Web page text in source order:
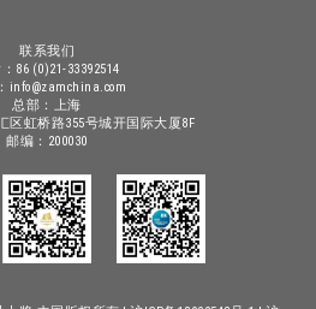
联系我们
86 (0)21-33392514
info@zamchina.com
总部：上海
区虹桥路355号城开国际大厦8F
邮编：200030